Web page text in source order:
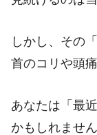
しかし、その
首のコリや頭
あなたは「最
かもしれませ